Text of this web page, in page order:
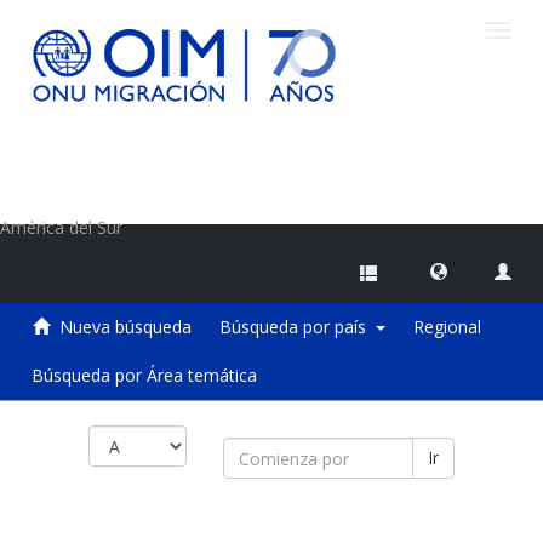
América del Sur
Nueva búsqueda Búsqueda por país Regional
Búsqueda por Área temática
Ir